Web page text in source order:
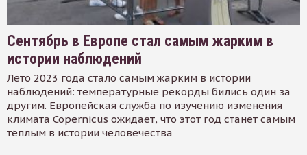
Сентябрь в Европе стал самым жарким в
истории наблюдений
Лето 2023 года стало самым жарким в истории
наблюдений: температурные рекорды бились один за
другим. Европейская служба по изучению изменения
климата Copernicus ожидает, что этот год станет самым
тёплым в истории человечества